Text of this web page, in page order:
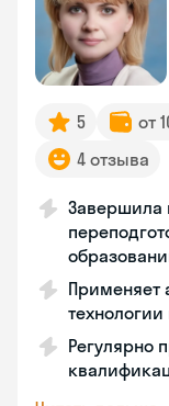
5 от
4 отзыва
Завершила
Применяет
Регулярно